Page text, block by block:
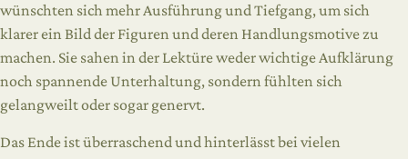
wünschten sich mehr Ausführung und Tiefgang, um sich
klarer ein Bild der Figuren und deren Handlungsmotive zu
machen. Sie sahen in der Lektüre weder wichtige Aufklärung
noch spannende Unterhaltung, sondern fühlten sich
gelangweilt oder sogar genervt.
Das Ende ist überraschend und hinterlässt bei vielen